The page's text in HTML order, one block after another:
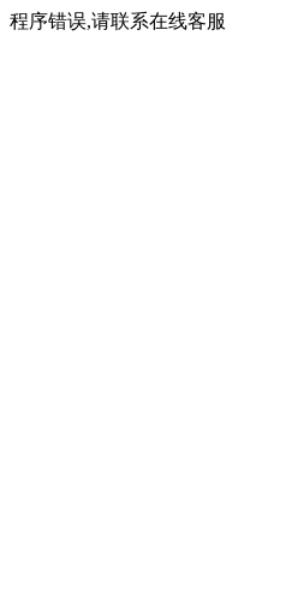
程序错误,请联系在线客服